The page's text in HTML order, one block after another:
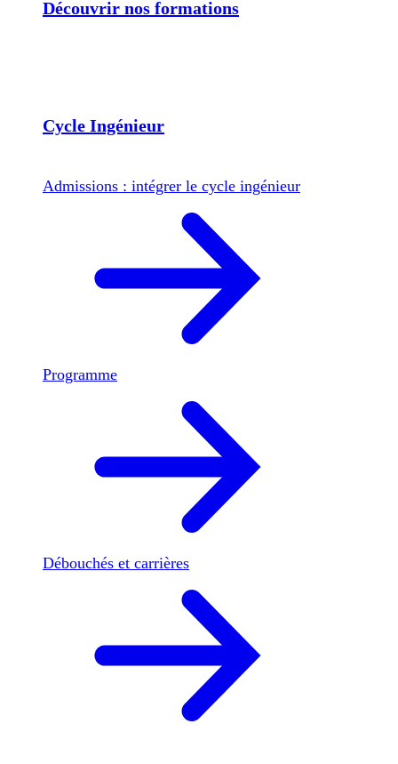
Découvrir nos formations
Cycle Ingénieur
Admissions : intégrer le cycle ingénieur
Programme
Débouchés et carrières